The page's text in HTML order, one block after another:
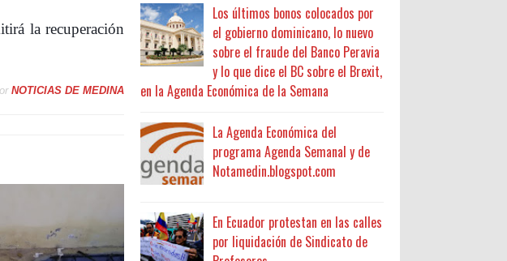
la recuperación
NOTICIAS DE MEDINA
Los últimos bonos colocados por
el gobierno dominicano, lo nuevo
sobre el fraude del Banco Peravia
y lo que dice el BC sobre el Brexit,
en la Agenda Económica de la Semana
La Agenda Económica del
programa Agenda Semanal y de
Notamedin.blogspot.com
En Ecuador protestan en las calles
por liquidación de Sindicato de